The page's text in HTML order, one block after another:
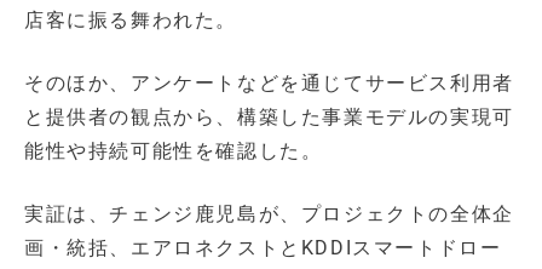
店客に振る舞われた。
そのほか、アンケートなどを通じてサービス利用者
と提供者の観点から、構築した事業モデルの実現可
能性や持続可能性を確認した。
実証は、チェンジ鹿児島が、プロジェクトの全体企
画・統括、エアロネクストとKDDIスマートドロー